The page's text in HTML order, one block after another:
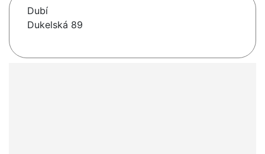
Dubí
Dukelská 89